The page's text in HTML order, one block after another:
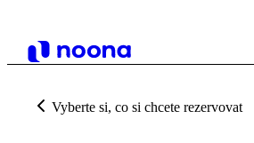
Vyberte si, co si chcete rezervovat